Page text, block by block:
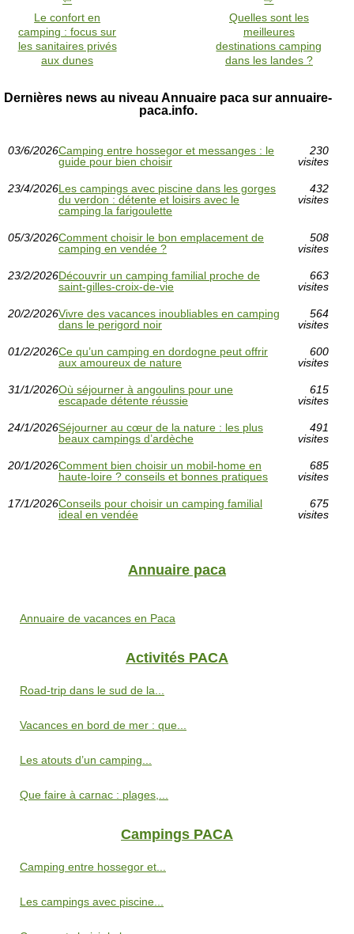
Le confort en
camping : focus sur
les sanitaires privés
aux dunes
Quelles sont les
meilleures
destinations camping
dans les landes ?
Dernières news au niveau Annuaire paca sur annuaire-
paca.info.
03/6/2026Camping entre hossegor et messanges : le
guide pour bien choisir
230
visites
23/4/2026Les campings avec piscine dans les gorges
du verdon : détente et loisirs avec le
camping la farigoulette
432
visites
05/3/2026Comment choisir le bon emplacement de
camping en vendée ?
508
visites
23/2/2026Découvrir un camping familial proche de
saint-gilles-croix-de-vie
663
visites
20/2/2026Vivre des vacances inoubliables en camping
dans le perigord noir
564
visites
01/2/2026Ce qu’un camping en dordogne peut offrir
aux amoureux de nature
600
visites
31/1/2026Où séjourner à angoulins pour une
escapade détente réussie
615
visites
24/1/2026Séjourner au cœur de la nature : les plus
beaux campings d’ardèche
491
visites
20/1/2026Comment bien choisir un mobil-home en
haute-loire ? conseils et bonnes pratiques
685
visites
17/1/2026Conseils pour choisir un camping familial
ideal en vendée
675
visites
Annuaire paca
Annuaire de vacances en Paca
Activités PACA
Road-trip dans le sud de la...
Vacances en bord de mer : que...
Les atouts d’un camping...
Que faire à carnac : plages,...
Campings PACA
Camping entre hossegor et...
Les campings avec piscine...